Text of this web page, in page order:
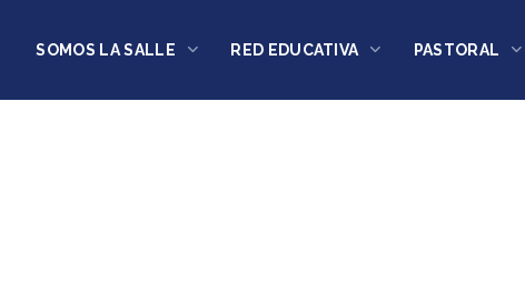
SOMOS LA SALLE RED EDUCATIVA PASTORAL